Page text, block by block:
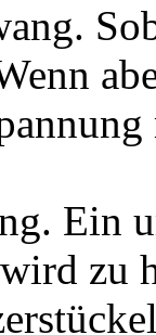
Ein
zu